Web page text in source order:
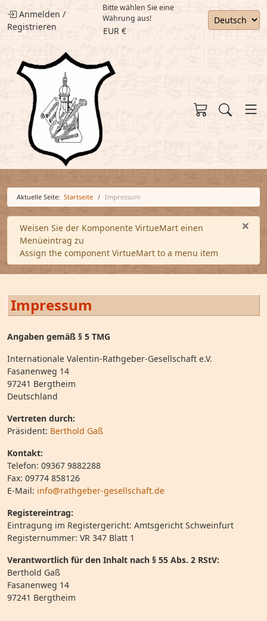
Anmelden /
Registrieren
Bitte wählen Sie eine
Währung aus!
EUR €
Aktuelle Seite: Startseite Impressum
×
Warnung
Weisen Sie der Komponente VirtueMart einen
Menüeintrag zu
Assign the component VirtueMart to a menu item
Impressum
Angaben gemäß § 5 TMG
Internationale Valentin-Rathgeber-Gesellschaft e.V.
Fasanenweg 14
97241 Bergtheim
Deutschland
Vertreten durch:
Präsident: Berthold Gaß
Kontakt:
Telefon: 09367 9882288
Fax: 09774 858126
E-Mail: info@rathgeber-gesellschaft.de
Registereintrag:
Eintragung im Registergericht: Amtsgericht Schweinfurt
Registernummer: VR 347 Blatt 1
Verantwortlich für den Inhalt nach § 55 Abs. 2 RStV:
Berthold Gaß
Fasanenweg 14
97241 Bergtheim